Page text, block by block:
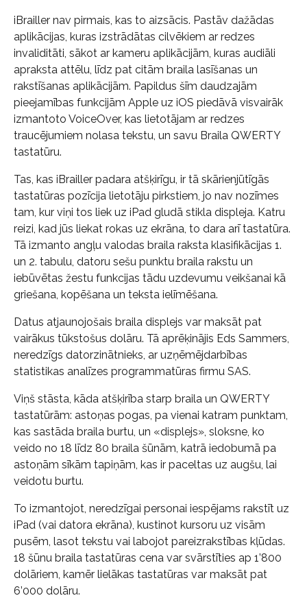
iBrailler nav pirmais, kas to aizsācis. Pastāv dažādas
aplikācijas, kuras izstrādātas cilvēkiem ar redzes
invaliditāti, sākot ar kameru aplikācijām, kuras audiāli
apraksta attēlu, līdz pat citām braila lasīšanas un
rakstīšanas aplikācijām. Papildus šīm daudzajām
pieejamības funkcijām Apple uz iOS piedāvā visvairāk
izmantoto VoiceOver, kas lietotājam ar redzes
traucējumiem nolasa tekstu, un savu Braila QWERTY
tastatūru.
Tas, kas iBrailler padara atšķirīgu, ir tā skārienjūtīgās
tastatūras pozīcija lietotāju pirkstiem, jo nav nozīmes
tam, kur viņi tos liek uz iPad gludā stikla displeja. Katru
reizi, kad jūs liekat rokas uz ekrāna, to dara arī tastatūra.
Tā izmanto angļu valodas braila raksta klasifikācijas 1.
un 2. tabulu, datoru sešu punktu braila rakstu un
iebūvētas žestu funkcijas tādu uzdevumu veikšanai kā
griešana, kopēšana un teksta ielīmēšana.
Datus atjaunojošais braila displejs var maksāt pat
vairākus tūkstošus dolāru. Tā aprēķinājis Eds Sammers,
neredzīgs datorzinātnieks, ar uzņēmējdarbības
statistikas analīzes programmatūras firmu SAS.
Viņš stāsta, kāda atšķirība starp braila un QWERTY
tastatūrām: astoņas pogas, pa vienai katram punktam,
kas sastāda braila burtu, un «displejs», sloksne, ko
veido no 18 līdz 80 braila šūnām, katrā iedobumā pa
astoņām sīkām tapiņām, kas ir paceltas uz augšu, lai
veidotu burtu.
To izmantojot, neredzīgai personai iespējams rakstīt uz
iPad (vai datora ekrāna), kustinot kursoru uz visām
pusēm, lasot tekstu vai labojot pareizrakstības kļūdas.
18 šūnu braila tastatūras cena var svārstīties ap 1’800
dolāriem, kamēr lielākas tastatūras var maksāt pat
6’000 dolāru.